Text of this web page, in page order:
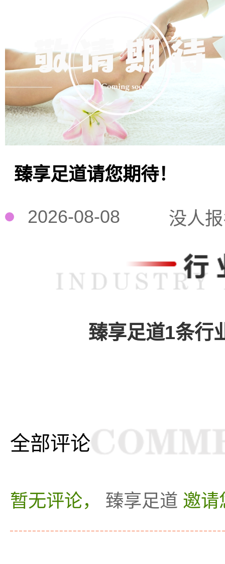
臻享足道请您期待！
2026-08-08 没人
臻享足道1条行
全部评论
暂无评论， 臻享足道 邀请